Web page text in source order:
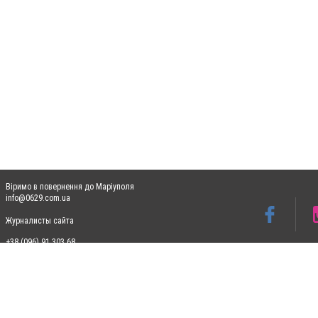
Віримо в повернення до Маріуполя
info@0629.com.ua
Журналисты сайта
+38 (096) 91 303 68